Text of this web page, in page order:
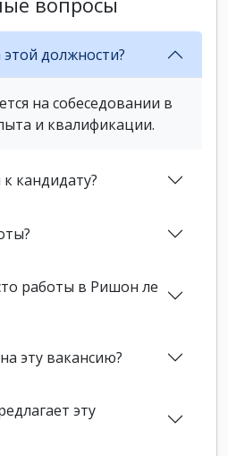
этой должности?
на собеседовании в
и квалификации.
кандидату?
работы в Ришон ле
эту вакансию?
эту